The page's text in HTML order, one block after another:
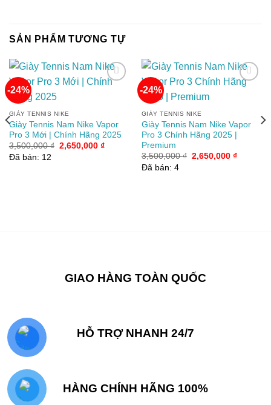
SẢN PHẨM TƯƠNG TỰ
-24%
GIÀY TENNIS NIKE
Giày Tennis Nam Nike Vapor
Pro 3 Mới | Chính Hãng 2025
3,500,000₫ Giá
2,650,000 ₫Giá
Đã bán: 12
-24%
GIÀY TENNIS NIKE
Giày Tennis Nam Nike Vapor
Pro 3 Chính Hãng 2025 |
Premium
3,500,000₫ Giá
2,650,000 ₫Giá
Đã bán: 4
GIAO HÀNG TOÀN QUỐC
HỖ TRỢ NHANH 24/7
HÀNG CHÍNH HÃNG 100%